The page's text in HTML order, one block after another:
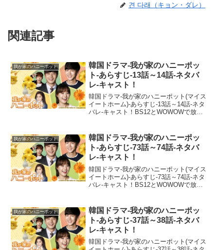
견 다래（キョン・ダレ）
関連記事
我が家のハニーポット
韓国ドラマ-我が家のハニーポッ
ト-あらすじ-13話～14話-ネタバ
レ-キャスト！
韓国ドラマ-我が家のハニーポット(マイス
イートホーム)-あらすじ-13話～14話-ネタ
バレ-キャスト！BS12とWOWOWで放送
ーリー、相関図なども併せて見どころを
一挙...
我が家のハニーポット
韓国ドラマ-我が家のハニーポッ
ト-あらすじ-73話～74話-ネタバ
レ-キャスト！
韓国ドラマ-我が家のハニーポット(マイス
イートホーム)-あらすじ-73話～74話-ネタ
バレ-キャスト！BS12とWOWOWで放送
ーリー、相関図なども併せて見どころを
一挙...
我が家のハニーポット
韓国ドラマ-我が家のハニーポッ
ト-あらすじ-37話～38話-ネタバ
レ-キャスト！
韓国ドラマ-我が家のハニーポット(マイス